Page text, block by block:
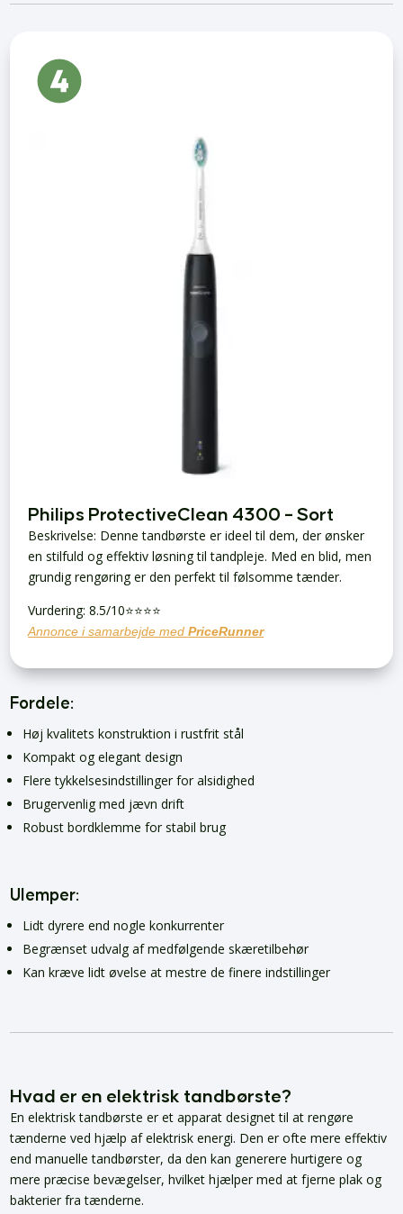
Philips ProtectiveClean 4300 – Sort
Beskrivelse: Denne tandbørste er ideel til dem, der ønsker
en stilfuld og effektiv løsning til tandpleje. Med en blid, men
grundig rengøring er den perfekt til følsomme tænder.
Vurdering: 8.5/10⭐⭐⭐⭐
Annonce i samarbejde medPriceRunner
Fordele:
Høj kvalitets konstruktion i rustfrit stål
Kompakt og elegant design
Flere tykkelsesindstillinger for alsidighed
Brugervenlig med jævn drift
Robust bordklemme for stabil brug
Ulemper:
Lidt dyrere end nogle konkurrenter
Begrænset udvalg af medfølgende skæretilbehør
Kan kræve lidt øvelse at mestre de finere indstillinger
Hvad er en elektrisk tandbørste?
En elektrisk tandbørste er et apparat designet til at rengøre
tænderne ved hjælp af elektrisk energi. Den er ofte mere effektiv
end manuelle tandbørster, da den kan generere hurtigere og
mere præcise bevægelser, hvilket hjælper med at fjerne plak og
bakterier fra tænderne.